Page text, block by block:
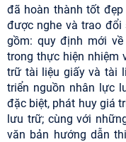
đã hoàn thành tốt
được nghe và trao đổi
gồm: quy định mới
trong thực hiện nhiệm
trữ tài liệu giấy và tài
triển nguồn nhân lực
đặc biệt, phát huy giá
lưu trữ; cùng với
văn bản hướng dẫn